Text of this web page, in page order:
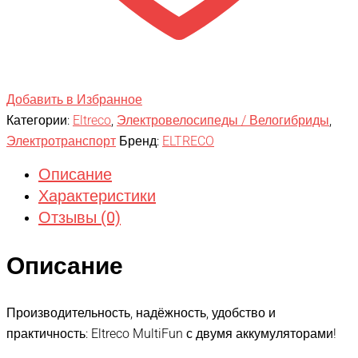
Добавить в Избранное
Категории: Eltreco, Электровелосипеды / Велогибриды,
Электротранспорт Бренд: ELTRECO
Описание
Характеристики
Отзывы (0)
Описание
Производительность, надёжность, удобство и
практичность: Eltreco MultiFun с двумя аккумуляторами!